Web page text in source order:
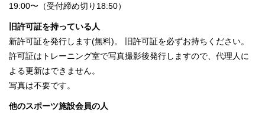
19:00〜（受付締め切り18:50）
旧許可証を持っている人
新許可証を発行します(無料)。 旧許可証を必ずお持ちください。
許可証はトレーニング室で写真撮影後発行しますので、代理人に
よる更新はできません。
写真は不要です。
他のスポーツ施設会員の人